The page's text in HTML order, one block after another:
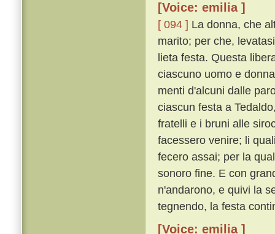
[Voice: emilia ]
[ 094 ] La donna, che
marito; per che,
lieta festa. Questa
ciascuno uomo e
menti d'alcuni dalle
ciascun festa a
fratelli e i bruni alle
facessero venire; li
fecero assai; per la
sonoro fine. E con
n'andarono, e quivi la
tegnendo, la festa
[Voice: emilia ]